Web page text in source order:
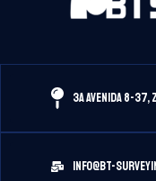
3A Avenida 8-37,
info@bt-